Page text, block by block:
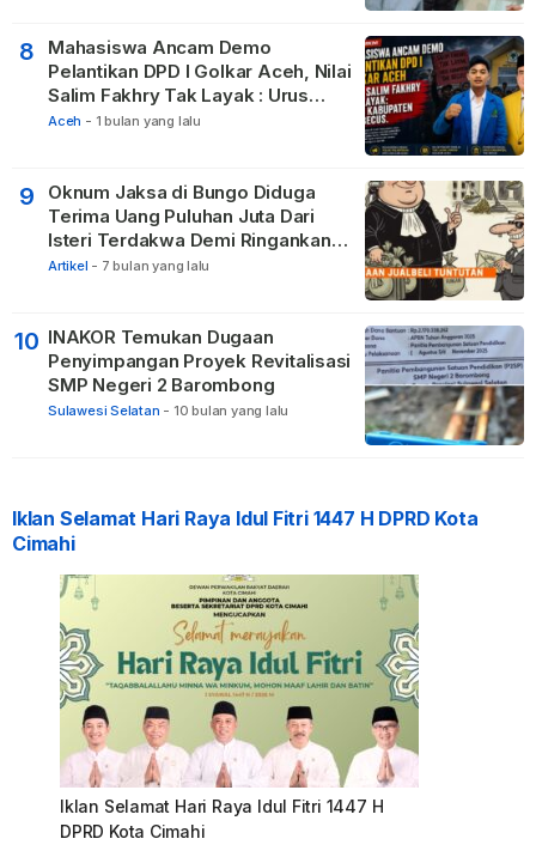
8
Mahasiswa Ancam Demo
Pelantikan DPD I Golkar Aceh, Nilai
Salim Fakhry Tak Layak : Urus
Kabupaten Tak Becus.
Aceh - 1 bulan yang lalu
9
Oknum Jaksa di Bungo Diduga
Terima Uang Puluhan Juta Dari
Isteri Terdakwa Demi Ringankan
Hukuman
Artikel - 7 bulan yang lalu
10 INAKOR Temukan Dugaan
Penyimpangan Proyek Revitalisasi
SMP Negeri 2 Barombong
Sulawesi Selatan - 10 bulan yang lalu
Iklan Selamat Hari Raya Idul Fitri 1447 H DPRD Kota
Cimahi
Iklan Selamat Hari Raya Idul Fitri 1447 H
DPRD Kota Cimahi